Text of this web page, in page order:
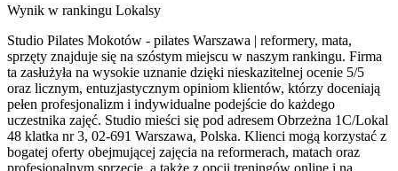
Wynik w rankingu Lokalsy
Studio Pilates Mokotów - pilates Warszawa | reformery, mata,
sprzęty znajduje się na szóstym miejscu w naszym rankingu. Firma
ta zasłużyła na wysokie uznanie dzięki nieskazitelnej ocenie 5/5
oraz licznym, entuzjastycznym opiniom klientów, którzy doceniają
pełen profesjonalizm i indywidualne podejście do każdego
uczestnika zajęć. Studio mieści się pod adresem Obrzeżna 1C/Lokal
48 klatka nr 3, 02-691 Warszawa, Polska. Klienci mogą korzystać z
bogatej oferty obejmującej zajęcia na reformerach, matach oraz
profesjonalnym sprzęcie, a także z opcji treningów online i na